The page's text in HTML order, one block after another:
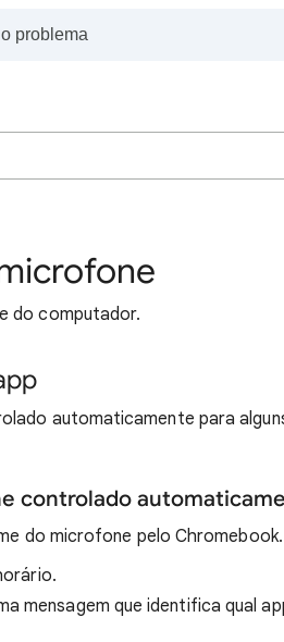
do computador.
automaticamente para
controlado
do microfone pelo Chromebook.
mensagem que identifica qual